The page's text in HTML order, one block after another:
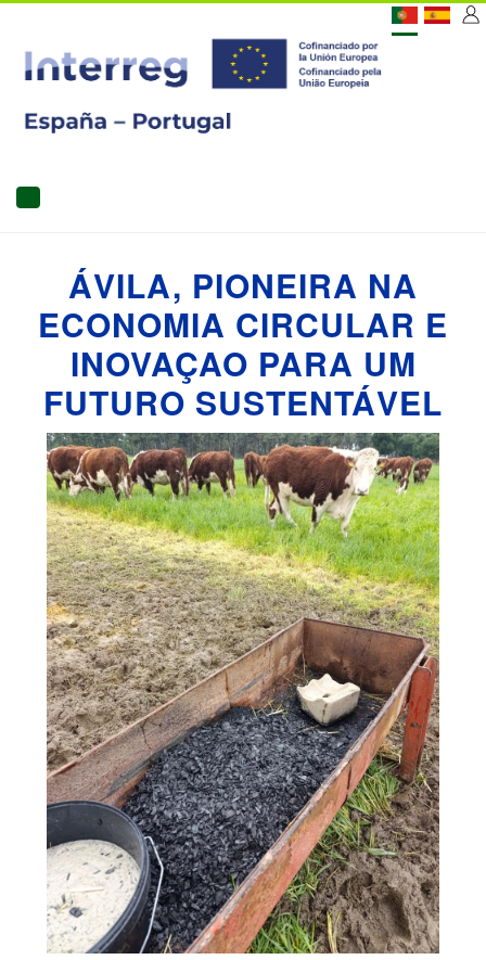
conteúdo
MAIN
ÁVILA, PIONEIRA NA
ECONOMIA CIRCULAR E
INOVAÇAO PARA UM
FUTURO SUSTENTÁVEL